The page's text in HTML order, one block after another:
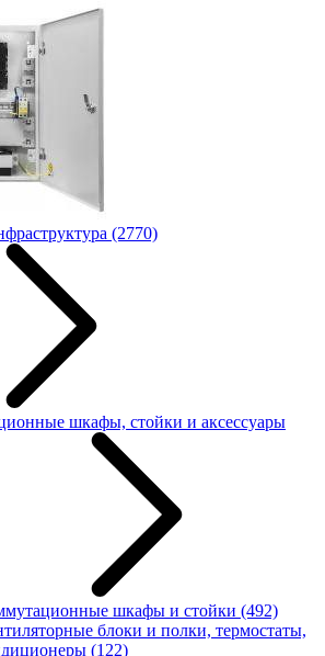
(2770)
шкафы, стойки и аксессуары
шкафы и стойки (492)
блоки и полки, термостаты,
(122)